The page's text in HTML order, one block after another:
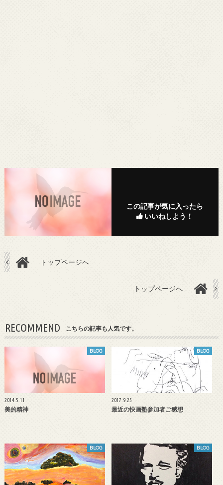
この記事が気に入ったら
いいねしよう！
トップページへ
トップページへ
RECOMMEND こちらの記事も人気です。
BLOG
2014.5.11
美的精神
BLOG
2017.9.25
最近の快画塾参加者ご感想
BLOG BLOG